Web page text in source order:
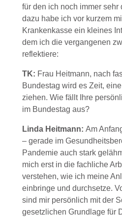
für den ich noch immer sehr
dazu habe ich vor kurzem
Krankenkasse ein kleines
dem ich die vergangenen
reflektiere:
TK: Frau Heitmann, nach
Bundestag wird es Zeit,
ziehen. Wie fällt Ihre
im Bundestag aus?
Linda Heitmann: Am
– gerade im
Pandemie auch stark
mich erst in die fachliche
verstehen, wie ich meine
einbringe und durchsetze.
sind mir persönlich mit der
gesetzlichen Grundlage für